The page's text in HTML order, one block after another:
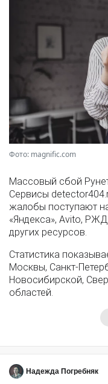
Фото: magnific.com
Массовый сбой
Сервисы
жалобы поступают
«Яндекса», Avito,
других ресурсов.
Статистика
Москвы, Санкт-
Новосибирской,
областей.
Надежда Погребняк